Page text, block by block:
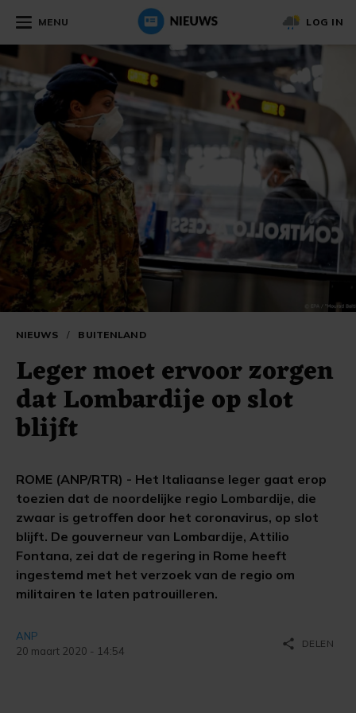
MENU LOG IN
NIEUWS / BUITENLAND
Leger moet ervoor zorgen
dat Lombardije op slot
blijft
ROME (ANP/RTR) - Het Italiaanse leger gaat erop
toezien dat de noordelijke regio Lombardije, die
zwaar is getroffen door het coronavirus, op slot
blijft. De gouverneur van Lombardije, Attilio
Fontana, zei dat de regering in Rome heeft
ingestemd met het verzoek van de regio om
militairen te laten patrouilleren.
ANP
20 maart 2020 - 14:54
share DELEN